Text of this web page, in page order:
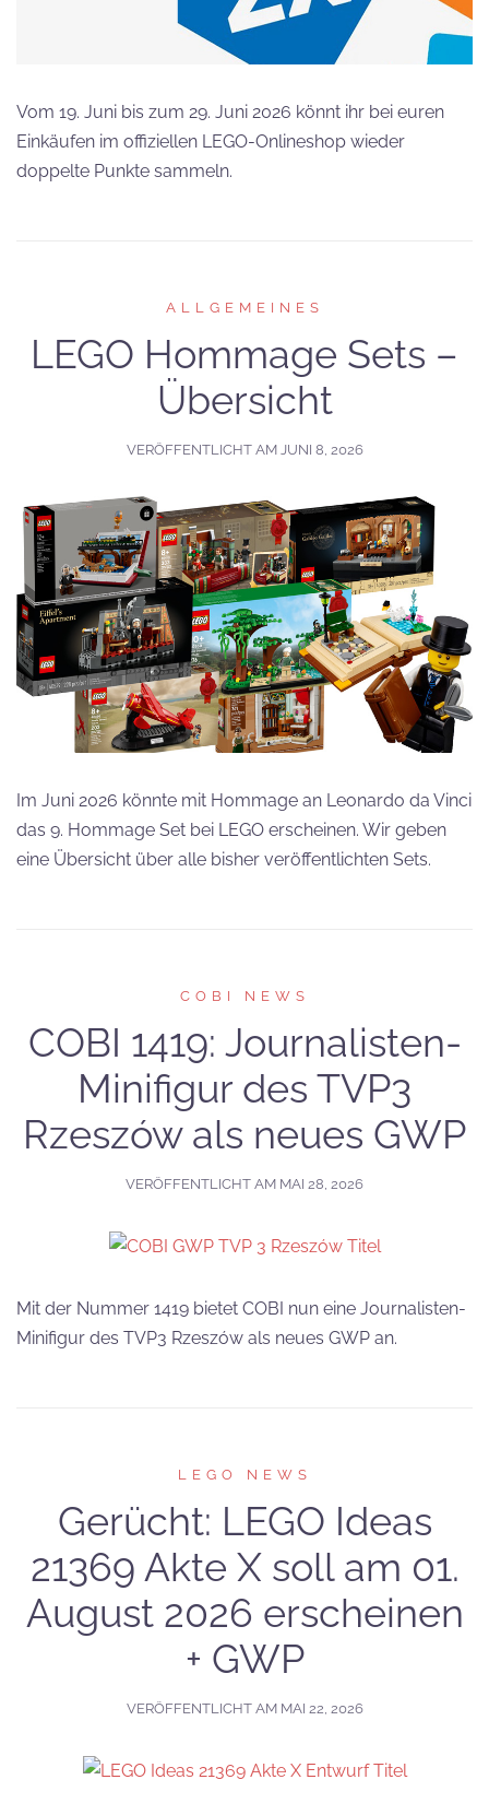
Vom 19. Juni bis zum 29. Juni 2026 könnt ihr bei euren
Einkäufen im offiziellen LEGO-Onlineshop wieder
doppelte Punkte sammeln.
ALLGEMEINES
LEGO Hommage Sets –
Übersicht
VERÖFFENTLICHT AM JUNI 8, 2026
Im Juni 2026 könnte mit Hommage an Leonardo da Vinci
das 9. Hommage Set bei LEGO erscheinen. Wir geben
eine Übersicht über alle bisher veröffentlichten Sets.
COBI NEWS
COBI 1419: Journalisten-
Minifigur des TVP3
Rzeszów als neues GWP
VERÖFFENTLICHT AM MAI 28, 2026
Mit der Nummer 1419 bietet COBI nun eine Journalisten-
Minifigur des TVP3 Rzeszów als neues GWP an.
LEGO NEWS
Gerücht: LEGO Ideas
21369 Akte X soll am 01.
August 2026 erscheinen
+ GWP
VERÖFFENTLICHT AM MAI 22, 2026